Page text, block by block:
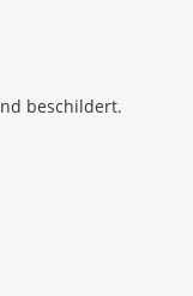
beschildert.